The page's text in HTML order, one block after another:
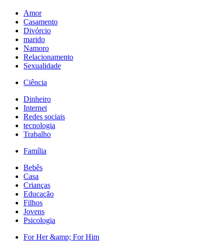
Amor
Casamento
Divórcio
marido
Namoro
Relacionamento
Sexualidade
Ciência
Dinheiro
Internet
Redes sociais
tecnologia
Trabalho
Família
Bebês
Casa
Crianças
Educação
Filhos
Jovens
Psicologia
For Her &amp; For Him